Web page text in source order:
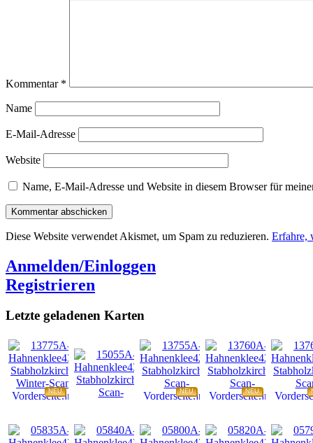
Kommentar *
Name
E-Mail-Adresse
Website
Name, E-Mail-Adresse und Website in diesem Browser für
Diese Website verwendet Akismet, um Spam zu reduzieren. Erfahre,
Anmelden/Einloggen
Registrieren
Letzte geladenen Karten
NEU NEU NEU